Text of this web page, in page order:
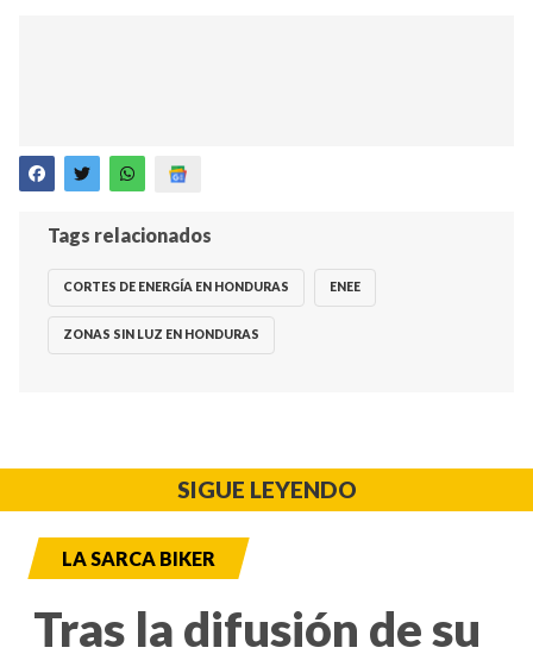
Tags relacionados
CORTES DE ENERGÍA EN HONDURAS ENEE
ZONAS SIN LUZ EN HONDURAS
SIGUE LEYENDO
LA SARCA BIKER
Tras la difusión de su